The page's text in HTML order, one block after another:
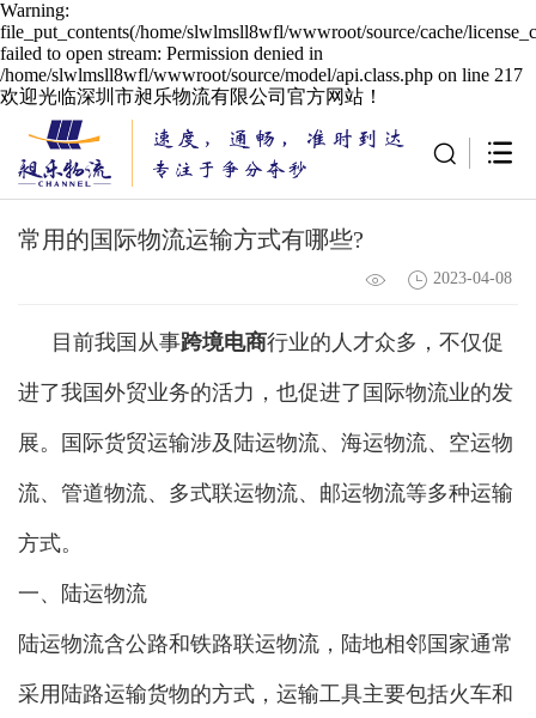
Warning:
file_put_contents(/home/slwlmsll8wfl/wwwroot/source/cache/
failed to open stream: Permission denied in
/home/slwlmsll8wfl/wwwroot/source/model/api.class.php on line 217
欢迎光临深圳市昶乐物流有限公司官方网站！
常用的国际物流运输方式有哪些?
2023-04-08
目前我国从事跨境电商行业的人才众多，不仅促
进了我国外贸业务的活力，也促进了国际物流业的发
展。国际货贸运输涉及陆运物流、海运物流、空运物
流、管道物流、多式联运物流、邮运物流等多种运输
方式。
一、陆运物流
陆运物流含公路和铁路联运物流，陆地相邻国家通常
采用陆路运输货物的方式，运输工具主要包括火车和